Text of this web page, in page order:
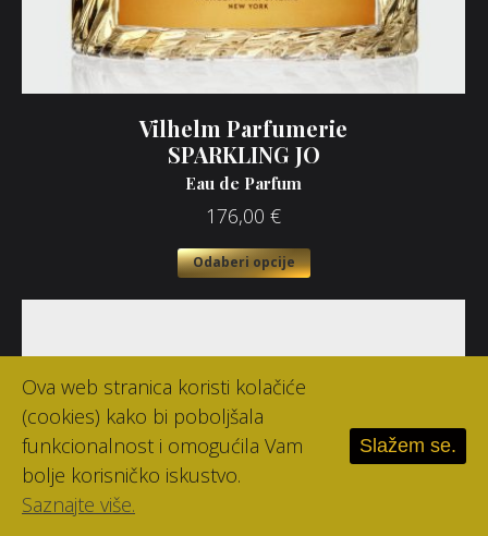
Vilhelm Parfumerie
SPARKLING JO
Eau de Parfum
176,00 €
Odaberi opcije
Ova web stranica koristi kolačiće
(cookies) kako bi poboljšala
funkcionalnost i omogućila Vam
bolje korisničko iskustvo.
Saznajte više.
Slažem se.